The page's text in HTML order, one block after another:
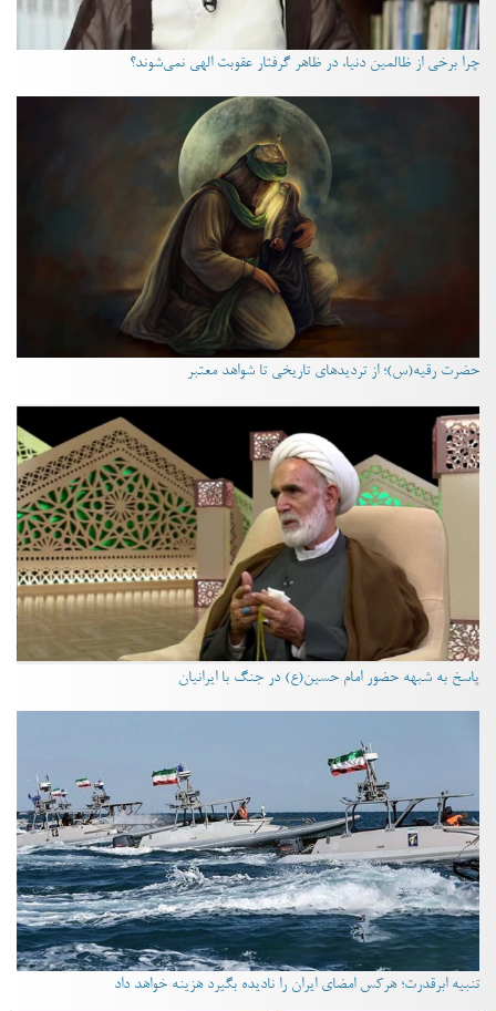
چرا برخی از ظالمین دنیا، در ظاهر گرفتار عقوبت الهی نمی‌شوند؟
حضرت رقیه(س)؛ از تردیدهای تاریخی تا شواهد معتبر
پاسخ به شبهه حضور امام حسین(ع) در جنگ با ایرانیان
تنبیه ابرقدرت؛ هرکس امضای ایران را نادیده بگیرد هزینه خواهد داد